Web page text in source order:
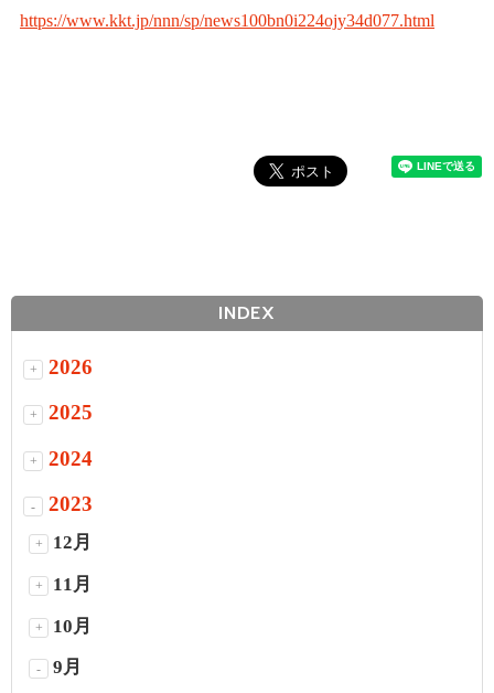
https://www.kkt.jp/nnn/sp/news100bn0i224ojy34d077.html
INDEX
+ 2026
+ 2025
+ 2024
- 2023
+ 12月
+ 11月
+ 10月
- 9月